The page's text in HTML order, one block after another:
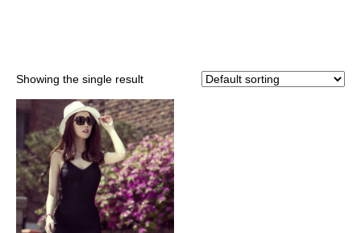
Showing the single result